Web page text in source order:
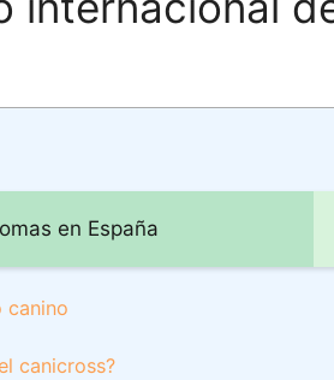
en España
canino
canicross?